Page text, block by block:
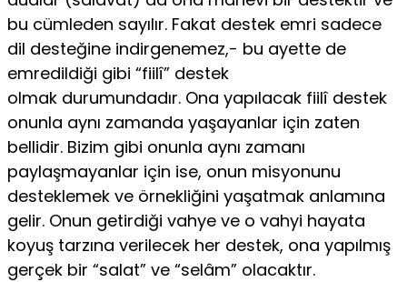
bu cümleden sayılır. Fakat destek emri sadece
dil desteğine indirgenemez,- bu ayette de
emredildiği gibi “fiilî” destek
olmak durumundadır. Ona yapılacak fiilî destek
onunla aynı zamanda yaşayanlar için zaten
bellidir. Bizim gibi onunla aynı zamanı
paylaşmayanlar için ise, onun misyonunu
desteklemek ve örnekliğini yaşatmak anlamına
gelir. Onun getirdiği vahye ve o vahyi hayata
koyuş tarzına verilecek her destek, ona yapılmış
gerçek bir “salat” ve “selâm” olacaktır.